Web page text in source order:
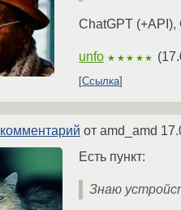
ChatGPT (+API),
unfo ★★★★★ (
Ссылка
комментарий от amd_amd
Есть пункт:
Знаю